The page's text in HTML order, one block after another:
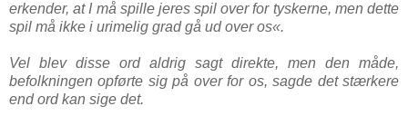
erkender, at I må spille jeres spil over for tyskerne, men dette
spil må ikke i urimelig grad gå ud over os«.
Vel blev disse ord aldrig sagt direkte, men den måde,
befolkningen opførte sig på over for os, sagde det stærkere
end ord kan sige det.